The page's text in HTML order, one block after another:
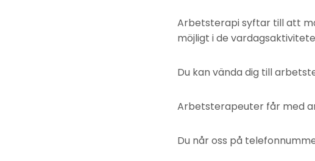
Arbetsterapi syftar till att
möjligt i de
Du kan vända dig till
Arbetsterapeuter får med
Du når oss på